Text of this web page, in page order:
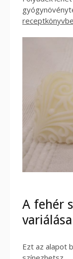
A fehér
variálása
Ezt az alapot